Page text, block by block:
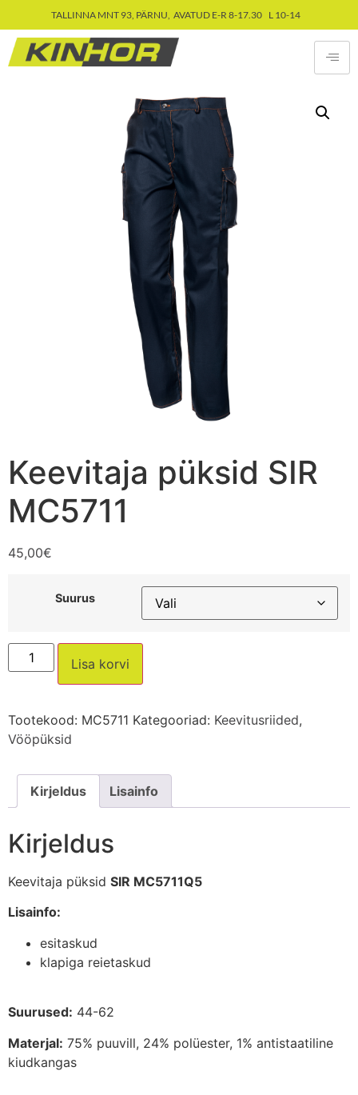
TALLINNA MNT 93, PÄRNU, AVATUD E-R 8-17.30 L 10-14
Keevitaja püksid SIR
MC5711
45,00€
Suurus
Lisa korvi
Tootekood: MC5711 Kategooriad: Keevitusriided,
Vööpüksid
Kirjeldus Lisainfo
Kirjeldus
Keevitaja püksid SIR MC5711Q5
Lisainfo:
esitaskud
klapiga reietaskud
Suurused: 44-62
Materjal: 75% puuvill, 24% polüester, 1% antistaatiline
kiudkangas